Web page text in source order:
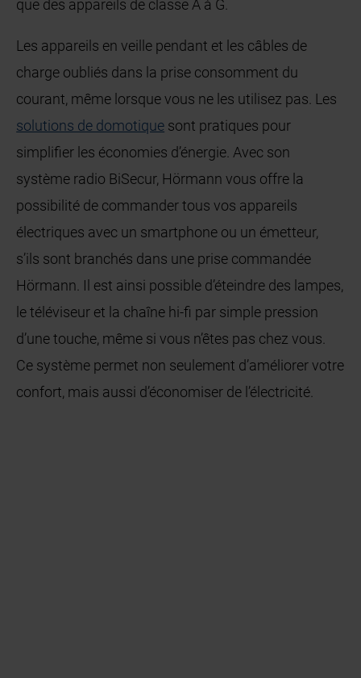
que des appareils de classe A à G.
Les appareils en veille pendant et les câbles de
charge oubliés dans la prise consomment du
courant, même lorsque vous ne les utilisez pas. Les
solutions de domotique sont pratiques pour
simplifier les économies d’énergie. Avec son
système radio BiSecur, Hörmann vous offre la
possibilité de commander tous vos appareils
électriques avec un smartphone ou un émetteur,
s’ils sont branchés dans une prise commandée
Hörmann. Il est ainsi possible d’éteindre des lampes,
le téléviseur et la chaîne hi-fi par simple pression
d’une touche, même si vous n’êtes pas chez vous.
Ce système permet non seulement d’améliorer votre
confort, mais aussi d’économiser de l’électricité.